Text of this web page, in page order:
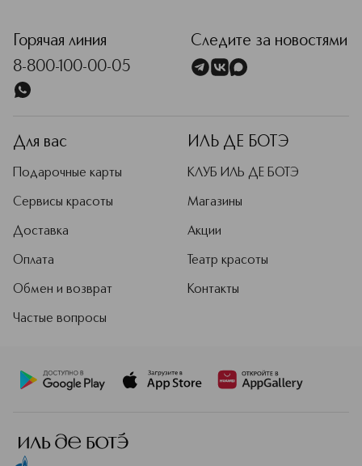
Горячая линия
8-800-100-00-05
Следите за новостями
Для вас
Подарочные карты
Сервисы красоты
Доставка
Оплата
Обмен и возврат
Частые вопросы
ИЛЬ ДЕ БОТЭ
КЛУБ ИЛЬ ДЕ БОТЭ
Магазины
Акции
Театр красоты
Контакты